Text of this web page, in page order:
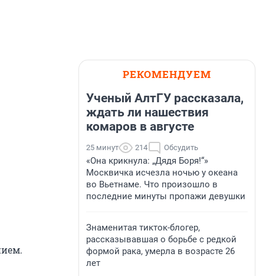
РЕКОМЕНДУЕМ
Ученый АлтГУ рассказала,
ждать ли нашествия
комаров в августе
25 минут 214 Обсудить
«Она крикнула: „Дядя Боря!“»
Москвичка исчезла ночью у океана
во Вьетнаме. Что произошло в
последние минуты пропажи девушки
Знаменитая тикток-блогер,
рассказывавшая о борьбе с редкой
формой рака, умерла в возрасте 26
лет